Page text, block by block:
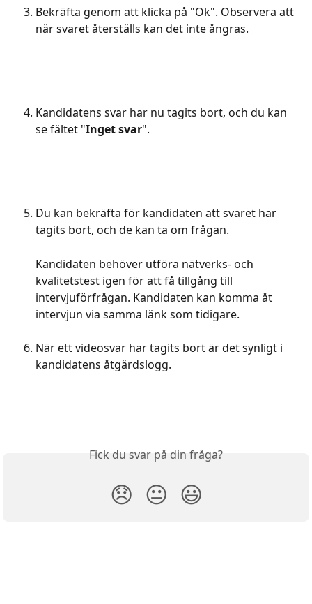
Bekräfta genom att klicka på "Ok". Observera att
när svaret återställs kan det inte ångras.
Kandidatens svar har nu tagits bort, och du kan
se fältet "Inget svar".
Du kan bekräfta för kandidaten att svaret har
tagits bort, och de kan ta om frågan.
Kandidaten behöver utföra nätverks- och
kvalitetstest igen för att få tillgång till
intervjuförfrågan. Kandidaten kan komma åt
intervjun via samma länk som tidigare.
När ett videosvar har tagits bort är det synligt i
kandidatens åtgärdslogg.
Fick du svar på din fråga?
😞 😐 😃